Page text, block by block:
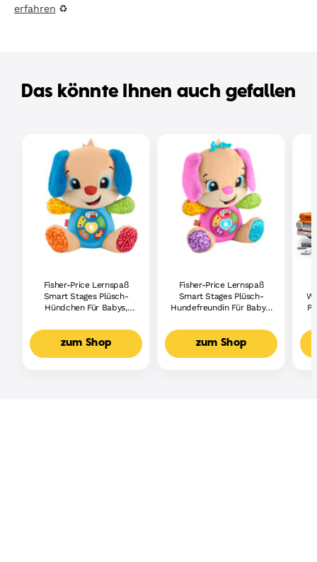
erfahren ♻
Das könnte Ihnen auch gefallen
Fisher-Price Lernspaß
Smart Stages Plüsch-
Hündchen Für Babys,
Lernspielzeug,
Mehrsprachige Version
zum Shop
Fisher-Price Lernspaß
Smart Stages Plüsch-
Hundefreundin Für Babys,
Lernspielzeug,
Mehrsprachige Version
zum Shop